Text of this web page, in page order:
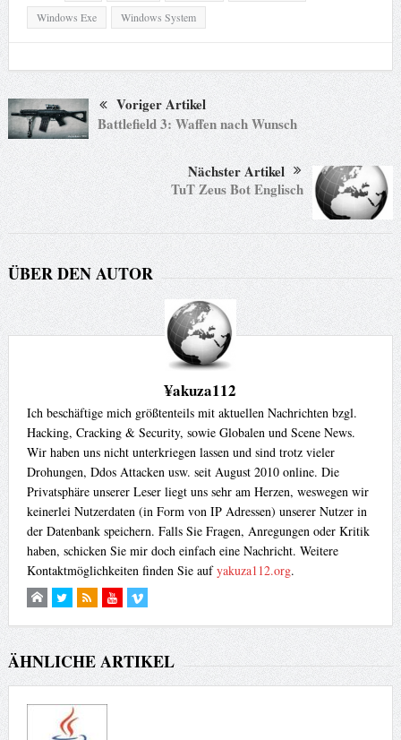
Windows Exe
Windows System
Voriger Artikel
Battlefield 3: Waffen nach Wunsch
Nächster Artikel
TuT Zeus Bot Englisch
ÜBER DEN AUTOR
¥akuza112
Ich beschäftige mich größtenteils mit aktuellen Nachrichten bzgl.
Hacking, Cracking & Security, sowie Globalen und Scene News.
Wir haben uns nicht unterkriegen lassen und sind trotz vieler
Drohungen, Ddos Attacken usw. seit August 2010 online. Die
Privatsphäre unserer Leser liegt uns sehr am Herzen, weswegen wir
keinerlei Nutzerdaten (in Form von IP Adressen) unserer Nutzer in
der Datenbank speichern. Falls Sie Fragen, Anregungen oder Kritik
haben, schicken Sie mir doch einfach eine Nachricht. Weitere
Kontaktmöglichkeiten finden Sie aufyakuza112.org.
ÄHNLICHE ARTIKEL